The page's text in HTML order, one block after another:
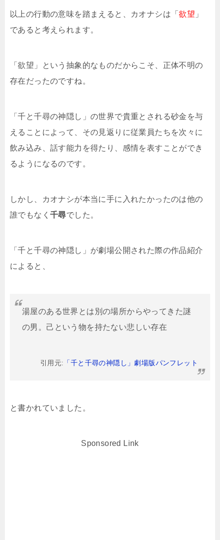
以上の行動の意味を踏まえると、カオナシは「欲望 」
であると考えられます。
「欲望」という抽象的なものだからこそ、正体不明の
存在だったのですね。
「千と千尋の神隠し」の世界で貴重とされる砂金を与
えることによって、その見返りに従業員たちを次々に
飲み込み、話す能力を得たり、感情を表すことができ
るようになるのです。
しかし、カオナシが本当に手に入れたかったのは他の
誰でもなく 千尋でした。
「千と千尋の神隠し」が劇場公開された際の作品紹介
によると、
湯屋のある世界とは別の場所からやってきた謎
の男。己という物を持たない悲しい存在
引用元: 「千と千尋の神隠し」劇場版パンフレット
と書かれていました。
Sponsored Link